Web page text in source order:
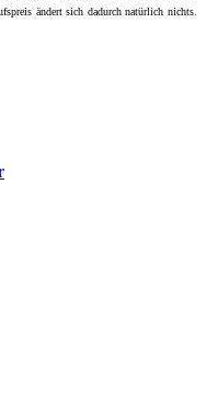
ändert sich dadurch natürlich nichts.